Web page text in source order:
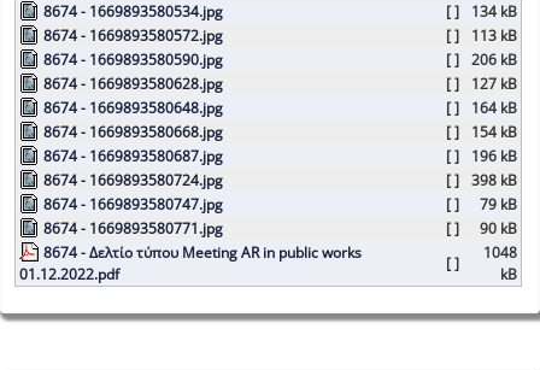
8674 - 1669893580534.jpg [ ]
134 kB
8674 - 1669893580572.jpg
[ ]
113 kB
8674 - 1669893580590.jpg
[ ]
206 kB
8674 - 1669893580628.jpg
[ ]
127 kB
8674 - 1669893580648.jpg
[ ]
164 kB
8674 - 1669893580668.jpg
[ ]
154 kB
8674 - 1669893580687.jpg
[ ]
196 kB
8674 - 1669893580724.jpg
[ ]
398 kB
8674 - 1669893580747.jpg
[ ]
79 kB
8674 - 1669893580771.jpg
[ ]
90 kB
8674 - Δελτίο τύπου Meeting AR in public works
01.12.2022.pdf
[ ]
1048
kB